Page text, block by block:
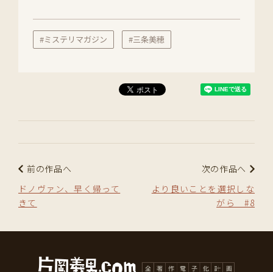
#ミステリマガジン #三条美穂
前の作品へ
ドノヴァン、早く帰って
きて
次の作品へ
より良いことを選択しな
がら #8